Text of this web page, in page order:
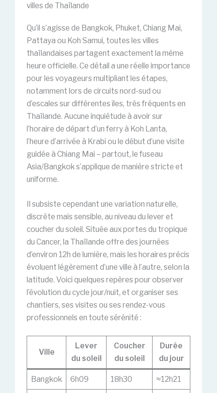
villes de Thaïlande
Qu’il s’agisse de Bangkok, Phuket, Chiang Mai,
Pattaya ou Koh Samui, toutes les villes
thaïlandaises partagent exactement la même
heure officielle. Ce détail a une réelle importance
pour les voyageurs multipliant les étapes,
notamment lors de circuits nord-sud ou
d’escales sur différentes îles, très fréquents en
Thaïlande. Aucune inquiétude à avoir sur
l’horaire de départ d’un ferry à Koh Lanta,
l’heure d’arrivée à Krabi ou le début d’une visite
guidée à Chiang Mai – partout, le fuseau
Asia/Bangkok s’applique de manière stricte et
uniforme.
Il subsiste cependant une variation naturelle,
discrète mais sensible, au niveau du lever et
coucher du soleil. Située aux portes du tropique
du Cancer, la Thaïlande offre des journées
d’environ 12h de lumière, mais les horaires précis
évoluent légèrement d’une ville à l’autre, selon la
latitude. Voici quelques repères pour observer
l’évolution du cycle jour/nuit, et organiser ses
chantiers, ses visites ou ses rendez-vous
professionnels en toute sérénité :
Ville
Lever
du soleil
Coucher
du soleil
Durée
du jour
Bangkok 6h09 18h30 ≈12h21